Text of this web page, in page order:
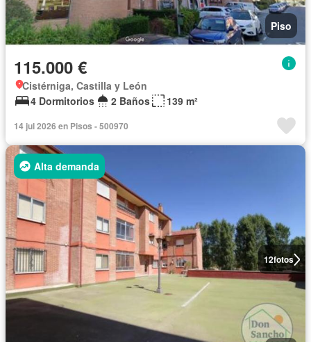
Piso
115.000 €
Cistérniga, Castilla y León
4 Dormitorios
2 Baños 139 m²
14 jul 2026 en Pisos - 500970
12fotos
Alta demanda